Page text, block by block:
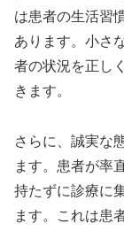
は患者の生活習
あります。小さ
者の状況を正し
きます。
さらに、誠実な
ます。患者が率
持たずに診療に
ます。これは患